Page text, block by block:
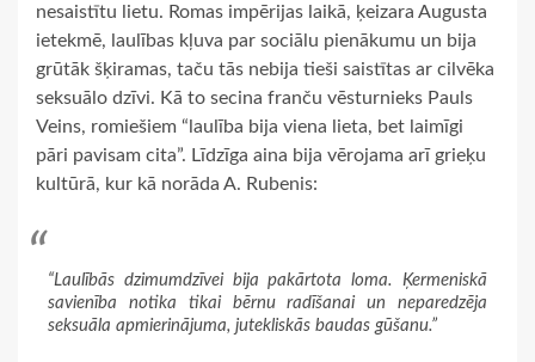
nesaistītu lietu. Romas impērijas laikā, ķeizara Augusta
ietekmē, laulības kļuva par sociālu pienākumu un bija
grūtāk šķiramas, taču tās nebija tieši saistītas ar cilvēka
seksuālo dzīvi. Kā to secina franču vēsturnieks Pauls
Veins, romiešiem “laulība bija viena lieta, bet laimīgi
pāri pavisam cita”. Līdzīga aina bija vērojama arī grieķu
kultūrā, kur kā norāda A. Rubenis:
“Laulībās dzimumdzīvei bija pakārtota loma. Ķermeniskā
savienība notika tikai bērnu radīšanai un neparedzēja
seksuāla apmierinājuma, jutekliskās baudas gūšanu.”